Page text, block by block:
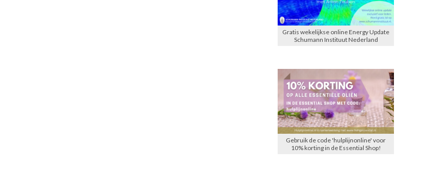
Gratis wekelijkse online Energy Update
Schumann Instituut Nederland
Gebruik de code 'hulplijnonline' voor
10% korting in de Essential Shop!